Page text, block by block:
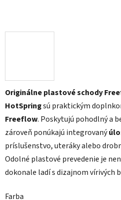
Originálne plastové schody
HotSpringsú praktickým
Freeflow. Poskytujú pohodlný a
zároveň ponúkajú integrovaný
príslušenstvo, uteráky alebo
Odolné plastové prevedenie je
dokonale ladí s dizajnom vírivých
Farba